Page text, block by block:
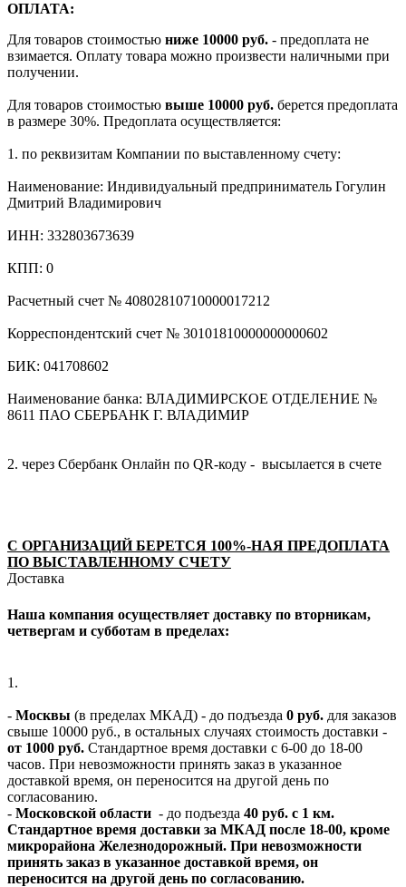
ОПЛАТА:
Для товаров стоимостью ниже 10000 руб. - предоплата не
взимается. Оплату товара можно произвести наличными при
получении.
Для товаров стоимостью выше 10000 руб. берется предоплата
в размере 30%. Предоплата осуществляется:
1. по реквизитам Компании по выставленному счету:
Наименование: Индивидуальный предприниматель Гогулин
Дмитрий Владимирович
ИНН: 332803673639
КПП: 0
Расчетный счет № 40802810710000017212
Корреспондентский счет № 30101810000000000602
БИК: 041708602
Наименование банка: ВЛАДИМИРСКОЕ ОТДЕЛЕНИЕ №
8611 ПАО СБЕРБАНК Г. ВЛАДИМИР
2. через Сбербанк Онлайн по QR-коду - высылается в счете
С ОРГАНИЗАЦИЙ БЕРЕТСЯ 100%-НАЯ ПРЕДОПЛАТА
ПО ВЫСТАВЛЕННОМУ СЧЕТУ
Доставка
Наша компания осуществляет доставку по вторникам,
четвергам и субботам в пределах:
1.
- Москвы (в пределах МКАД) - до подъезда 0 руб. для заказов
свыше 10000 руб., в остальных случаях стоимость доставки -
от 1000 руб. Стандартное время доставки с 6-00 до 18-00
часов. При невозможности принять заказ в указанное
доставкой время, он переносится на другой день по
согласованию.
- Московской области - до подъезда 40 руб. с 1 км.
Стандартное время доставки за МКАД после 18-00, кроме
микрорайона Железнодорожный. При невозможности
принять заказ в указанное доставкой время, он
переносится на другой день по согласованию.